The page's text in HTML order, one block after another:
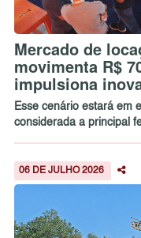
Mercado de
movimenta R$
impulsiona
Esse cenário estará em
considerada a principal
06 DE JULHO 2026